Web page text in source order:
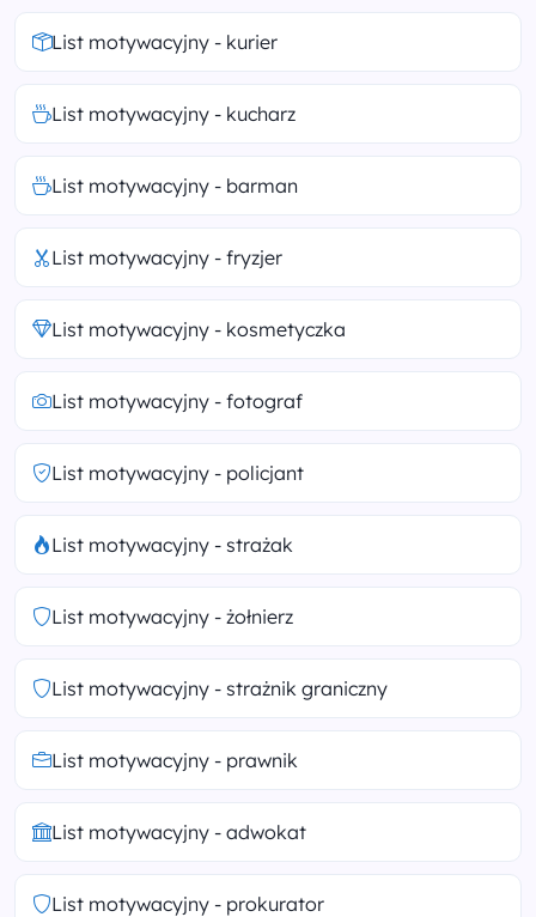
List motywacyjny - kurier
List motywacyjny - kucharz
List motywacyjny - barman
List motywacyjny - fryzjer
List motywacyjny - kosmetyczka
List motywacyjny - fotograf
List motywacyjny - policjant
List motywacyjny - strażak
List motywacyjny - żołnierz
List motywacyjny - strażnik graniczny
List motywacyjny - prawnik
List motywacyjny - adwokat
List motywacyjny - prokurator